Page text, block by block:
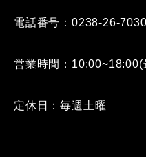
電話番号：0238-26-7030
営業時間：
定休日：毎週土曜